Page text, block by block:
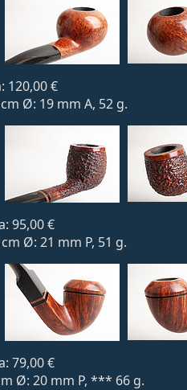
120,00 €
Ø: 19 mm A, 52 g.
95,00 €
Ø: 21 mm P, 51 g.
79,00 €
Ø: 20 mm P, *** 66 g.